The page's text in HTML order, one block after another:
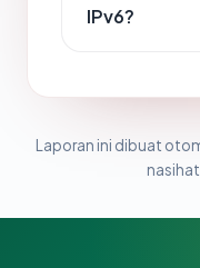
IPv6?
Laporan ini dibuat